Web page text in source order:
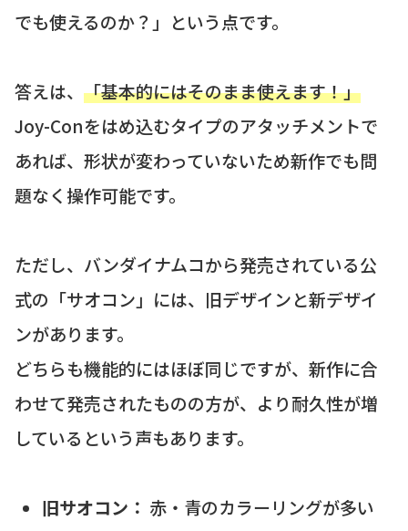
でも使えるのか？」という点です。
答えは、 「基本的にはそのまま使えます！」
Joy-Conをはめ込むタイプのアタッチメントで
あれば、形状が変わっていないため新作でも問
題なく操作可能です。
ただし、バンダイナムコから発売されている公
式の「サオコン」には、旧デザインと新デザイ
ンがあります。
どちらも機能的にはほぼ同じですが、新作に合
わせて発売されたものの方が、より耐久性が増
しているという声もあります。
旧サオコン： 赤・青のカラーリングが多い